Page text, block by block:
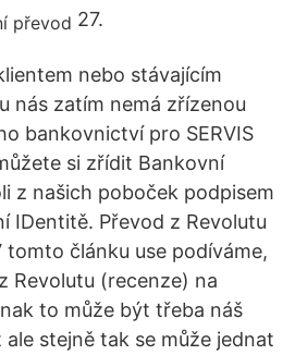
27.
nebo stávajícím
nás zatím nemá zřízenou
bankovnictví pro SERVIS
si zřídit Bankovní
z našich poboček podpisem
IDentitě. Převod z Revolutu
tomto článku use podíváme,
Revolutu (recenze) na
to může být třeba náš
stejně tak se může jednat